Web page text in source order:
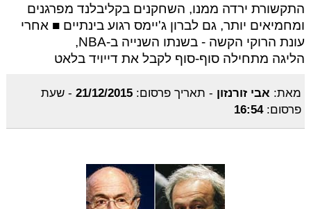
התקשורת ירדה ממנו, השחקנים בקליבלנד מפרגנים
ומחמיאים יותר, גם לברון ג'יימס רגוע בינתיים ■ אחרי
עונת הרוקי הקשה - בשנתו השנייה ב-NBA,
הליגה מתחילה סוף-סוף לקבל את דייויד בלאט
מאת: אבי זורנזון - תאריך פרסום: 21/12/2015
- שעת
פרסום:16:54